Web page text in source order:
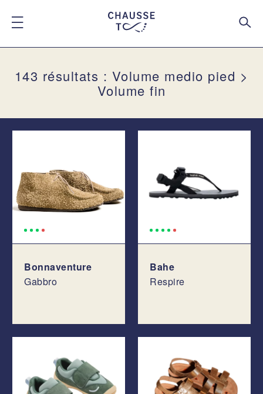
143 résultats : Volume medio pied >
Volume fin
Bonnaventure
Gabbro
Bahe
Respire